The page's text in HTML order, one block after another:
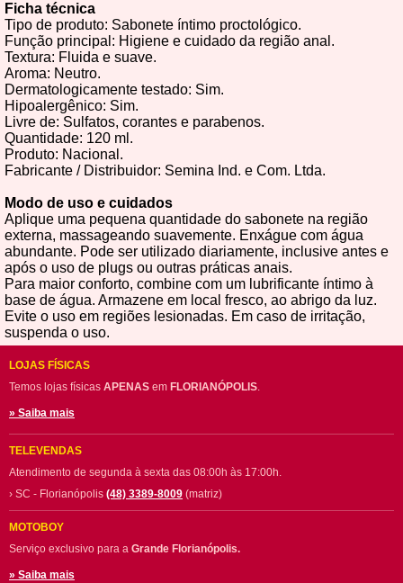
Ficha técnica
Tipo de produto: Sabonete íntimo proctológico.
Função principal: Higiene e cuidado da região anal.
Textura: Fluida e suave.
Aroma: Neutro.
Dermatologicamente testado: Sim.
Hipoalergênico: Sim.
Livre de: Sulfatos, corantes e parabenos.
Quantidade: 120 ml.
Produto: Nacional.
Fabricante / Distribuidor: Semina Ind. e Com. Ltda.
Modo de uso e cuidados
Aplique uma pequena quantidade do sabonete na região
externa, massageando suavemente. Enxágue com água
abundante. Pode ser utilizado diariamente, inclusive antes e
após o uso de plugs ou outras práticas anais.
Para maior conforto, combine com um lubrificante íntimo à
base de água. Armazene em local fresco, ao abrigo da luz.
Evite o uso em regiões lesionadas. Em caso de irritação,
suspenda o uso.
LOJAS FÍSICAS
Temos lojas físicas APENAS em FLORIANÓPOLIS.
» Saiba mais
TELEVENDAS
Atendimento de segunda à sexta das 08:00h às 17:00h.
› SC - Florianópolis (48) 3389-8009 (matriz)
MOTOBOY
Serviço exclusivo para a Grande Florianópolis.
» Saiba mais